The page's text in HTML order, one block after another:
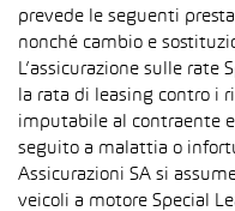
prevede le seguenti
nonché cambio e
L’assicurazione sulle rate
la rata di leasing contro i
imputabile al contraente
seguito a malattia o
Assicurazioni SA si
veicoli a motore Special